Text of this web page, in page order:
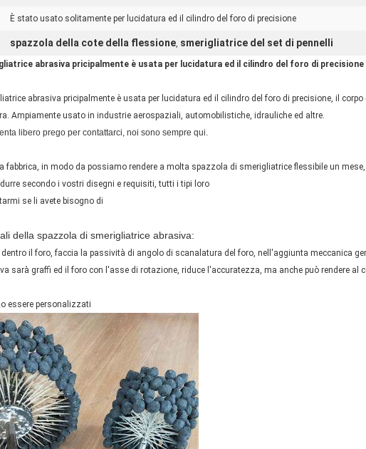
È stato usato solitamente per lucidatura ed il cilindro del foro di precisione
spazzola della cote della flessione, smerigliatrice del set di pennelli
abrasiva pricipalmente è usata per lucidatura ed il cilindro del foro di precisione
abrasiva pricipalmente è usata per lucidatura ed il cilindro del foro di precisione, il
Ampiamente usato in industrie aerospaziali, automobilistiche, idrauliche ed altre.
libero prego per contattarci, noi sono sempre qui.
fabbrica, in modo da possiamo rendere a molta spazzola di smerigliatrice flessibile un
secondo i vostri disegni e requisiti, tutti i tipi loro
se li avete bisogno di
della spazzola di smerigliatrice abrasiva:
il foro, faccia la passività di angolo di scanalatura del foro, nell'aggiunta meccanica
sarà graffi ed il foro con l'asse di rotazione, riduce l'accuratezza, ma anche può rendere al
essere personalizzati